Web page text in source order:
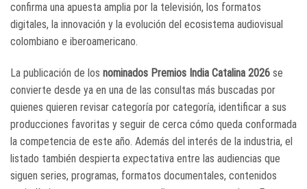
confirma una apuesta amplia por la televisión, los formatos
digitales, la innovación y la evolución del ecosistema audiovisual
colombiano e iberoamericano.
La publicación de los nominados Premios India Catalina 2026 se
convierte desde ya en una de las consultas más buscadas por
quienes quieren revisar categoría por categoría, identificar a sus
producciones favoritas y seguir de cerca cómo queda conformada
la competencia de este año. Además del interés de la industria, el
listado también despierta expectativa entre las audiencias que
siguen series, programas, formatos documentales, contenidos